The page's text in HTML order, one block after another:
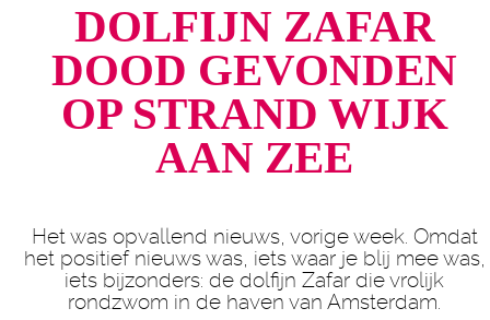
DOLFIJN ZAFAR
DOOD GEVONDEN
OP STRAND WIJK
AAN ZEE
Het was opvallend nieuws, vorige week. Omdat
het positief nieuws was, iets waar je blij mee was,
iets bijzonders: de dolfijn Zafar die vrolijk
rondzwom in de haven van Amsterdam.